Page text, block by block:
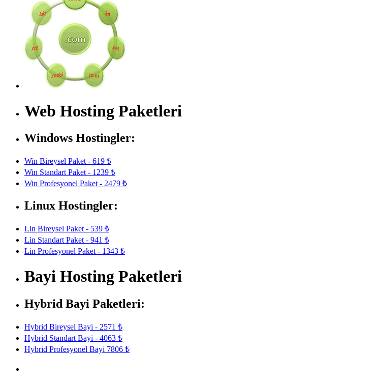
Web Hosting Paketleri
Windows Hostingler:
Win Bireysel Paket - 619 ₺
Win Standart Paket - 1239 ₺
Win Profesyonel Paket - 2479 ₺
Linux Hostingler:
Lin Bireysel Paket - 539 ₺
Lin Standart Paket - 941 ₺
Lin Profesyonel Paket - 1343 ₺
Bayi Hosting Paketleri
Hybrid Bayi Paketleri:
Hybrid Bireysel Bayi - 2571 ₺
Hybrid Standart Bayi - 4063 ₺
Hybrid Profesyonel Bayi 7806 ₺